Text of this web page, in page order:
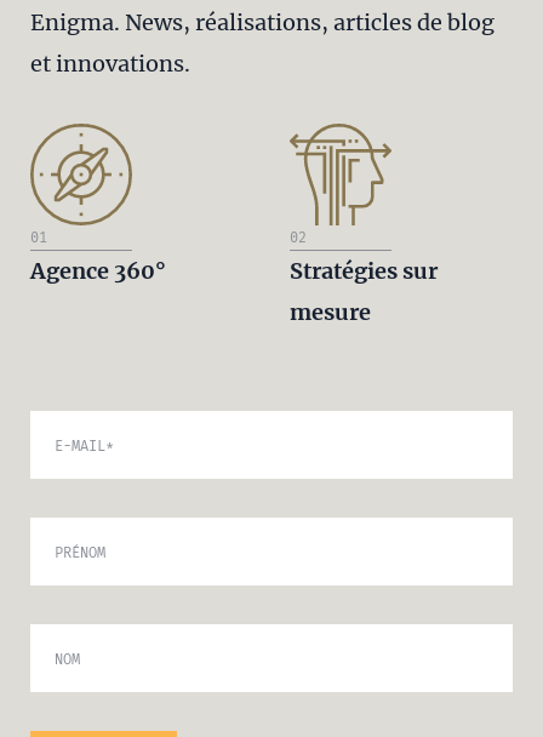
Enigma. News, réalisations, articles de blog
et innovations.
01
Agence 360°
02
Stratégies sur
mesure
E-MAIL*
PRÉNOM
NOM